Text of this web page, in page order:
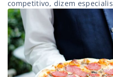
competitivo, dizem
Food Service.